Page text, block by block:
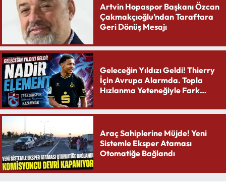
Artvin Hopaspor Başkanı Özcan
Çakmakçıoğlu’ndan Taraftara
Geri Dönüş Mesajı
Geleceğin Yıldızı Geldi! Thierry
İçin Avrupa Alarmda. Topla
Hızlanma Yeteneğiyle Fark
Araç Sahiplerine Müjde! Yeni
Sistemle Eksper Ataması
Otomatiğe Bağlandı